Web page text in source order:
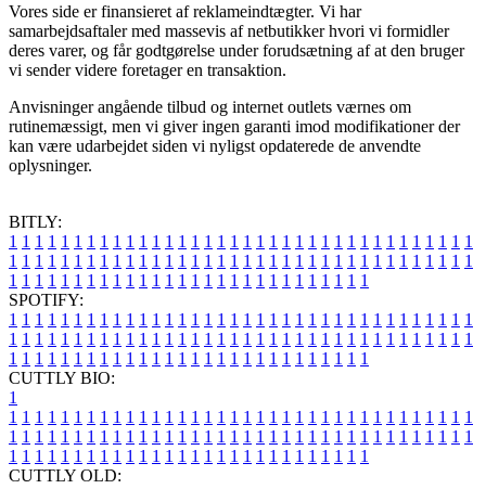
Vores side er finansieret af reklameindtægter. Vi har
samarbejdsaftaler med massevis af netbutikker hvori vi formidler
deres varer, og får godtgørelse under forudsætning af at den bruger
vi sender videre foretager en transaktion.
Anvisninger angående tilbud og internet outlets værnes om
rutinemæssigt, men vi giver ingen garanti imod modifikationer der
kan være udarbejdet siden vi nyligst opdaterede de anvendte
oplysninger.
BITLY:
1 1 1 1 1 1 1 1 1 1 1 1 1 1 1 1 1 1 1 1 1 1 1 1 1 1 1 1 1 1 1 1 1 1 1 1
1 1 1 1 1 1 1 1 1 1 1 1 1 1 1 1 1 1 1 1 1 1 1 1 1 1 1 1 1 1 1 1 1 1 1 1
1 1 1 1 1 1 1 1 1 1 1 1 1 1 1 1 1 1 1 1 1 1 1 1 1 1 1 1
SPOTIFY:
1 1 1 1 1 1 1 1 1 1 1 1 1 1 1 1 1 1 1 1 1 1 1 1 1 1 1 1 1 1 1 1 1 1 1 1
1 1 1 1 1 1 1 1 1 1 1 1 1 1 1 1 1 1 1 1 1 1 1 1 1 1 1 1 1 1 1 1 1 1 1 1
1 1 1 1 1 1 1 1 1 1 1 1 1 1 1 1 1 1 1 1 1 1 1 1 1 1 1 1
CUTTLY BIO:
1
1 1 1 1 1 1 1 1 1 1 1 1 1 1 1 1 1 1 1 1 1 1 1 1 1 1 1 1 1 1 1 1 1 1 1 1
1 1 1 1 1 1 1 1 1 1 1 1 1 1 1 1 1 1 1 1 1 1 1 1 1 1 1 1 1 1 1 1 1 1 1 1
1 1 1 1 1 1 1 1 1 1 1 1 1 1 1 1 1 1 1 1 1 1 1 1 1 1 1 1
CUTTLY OLD: